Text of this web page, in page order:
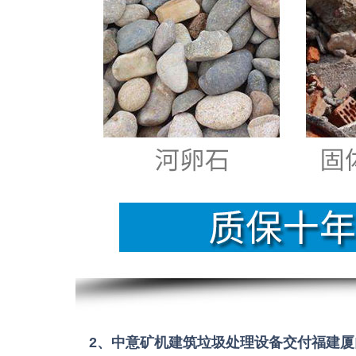
2、中意矿机建筑垃圾处理设备交付福建